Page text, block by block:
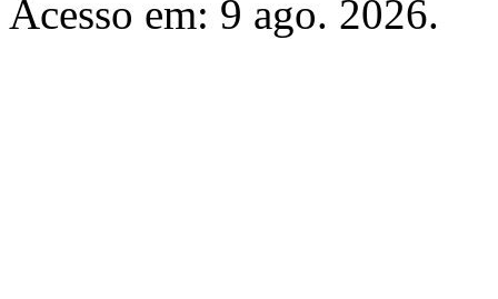
Acesso em: 9 ago. 2026.